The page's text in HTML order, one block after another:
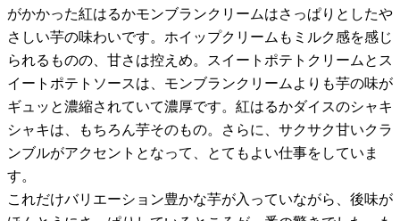
がかかった紅はるかモンブランクリームはさっぱりとしたや
さしい芋の味わいです。ホイップクリームもミルク感を感じ
られるものの、甘さは控えめ。スイートポテトクリームとス
イートポテトソースは、モンブランクリームよりも芋の味が
ギュッと濃縮されていて濃厚です。紅はるかダイスのシャキ
シャキは、もちろん芋そのもの。さらに、サクサク甘いクラ
ンブルがアクセントとなって、とてもよい仕事をしていま
す。
これだけバリエーション豊かな芋が入っていながら、後味が